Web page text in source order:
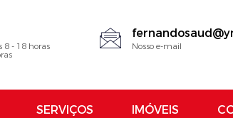
8 - 18 horas Nosso e-mail
SERVIÇOS IMÓVEIS